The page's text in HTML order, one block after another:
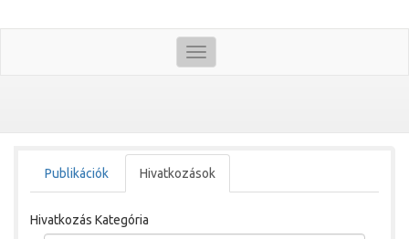
Toggle
navigation
Publikációk Hivatkozások
Hivatkozás Kategória